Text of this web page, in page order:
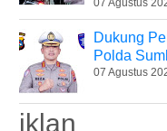
07 Agustus
Dukung
Polda
07 Agustus
iklan